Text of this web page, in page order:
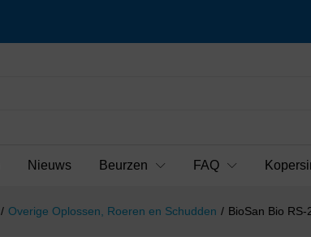
Nieuws Beurzen FAQ
/ Overige Oplossen, Roeren en Schudden / BioSan Bio